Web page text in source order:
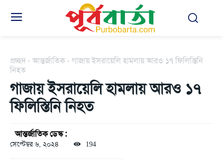
প্রচ্ছদ আন্তর্জাতিক
গাজায় ইসরায়েলি হামলায় আরও ১৭ ফিলিস্তিনি
নিহত
গাজায় ইসরায়েলি হামলায় আরও ১৭
ফিলিস্তিনি নিহত
আন্তর্জাতিক ডেস্ক :
সেপ্টেম্বর ৬, ২০২৪ 194